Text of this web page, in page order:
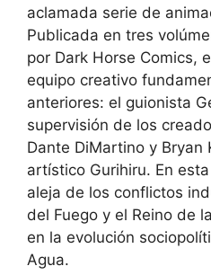
aclamada serie de
Publicada en tres
por Dark Horse Comics,
equipo creativo
anteriores: el guionista
supervisión de los
Dante DiMartino y Bryan
artístico Gurihiru. En
aleja de los conflictos
del Fuego y el Reino de
en la evolución
Agua.